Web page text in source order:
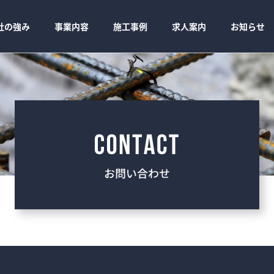
の強み 事業内容 施工事例 求人案内 お知らせ